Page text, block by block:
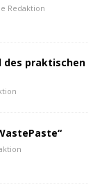
Redaktion
des praktischen